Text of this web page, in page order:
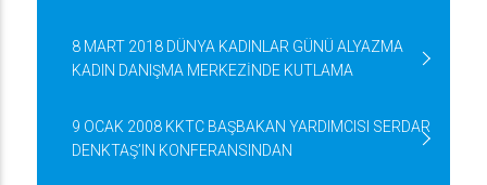
8 MART 2018 DÜNYA KADINLAR GÜNÜ ALYAZMA
KADIN DANIŞMA MERKEZİNDE KUTLAMA
9 OCAK 2008 KKTC BAŞBAKAN YARDIMCISI SERDAR
DENKTAŞ’IN KONFERANSINDAN